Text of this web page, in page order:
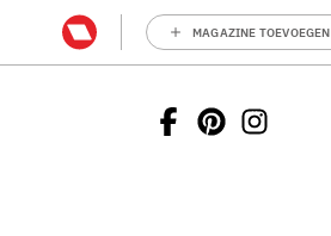
MAGAZINE TOEVOEGEN